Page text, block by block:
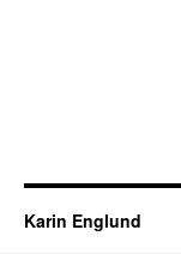
Karin Englund